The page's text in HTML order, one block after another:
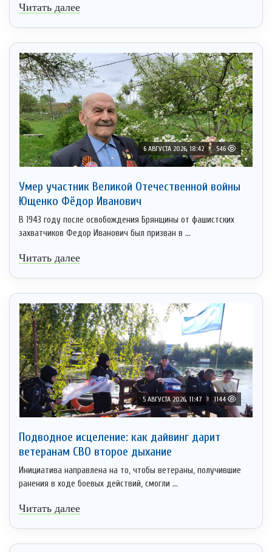
Читать далее
6 АВГУСТА 2026, 18:42 546
Умер участник Великой Отечественной войны
Ющенко Фёдор Иванович
В 1943 году после освобождения Брянщины от фашистских
захватчиков Федор Иванович был призван в ...
Читать далее
5 АВГУСТА 2026, 11:47 1144
Подводное исцеление: как дайвинг дарит
ветеранам СВО второе дыхание
Инициатива направлена на то, чтобы ветераны, получившие
ранения в ходе боевых действий, смогли ...
Читать далее